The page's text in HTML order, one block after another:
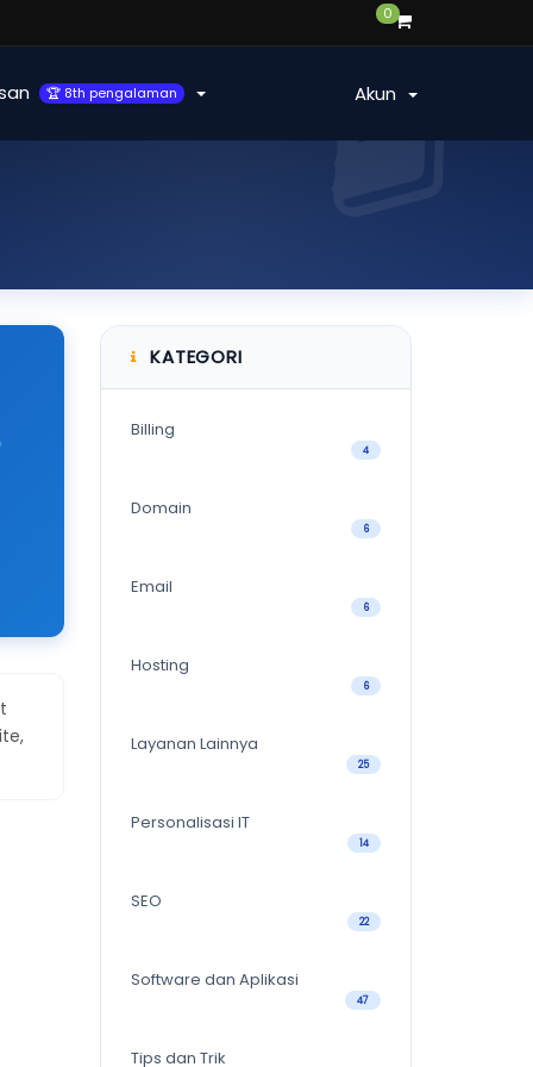
0
🏆 8th pengalaman Akun
KATEGORI
Billing
4
Domain
6
Email
6
Hosting
6
Layanan Lainnya
25
Personalisasi IT
14
SEO
22
Software dan Aplikasi
47
Tips dan Trik